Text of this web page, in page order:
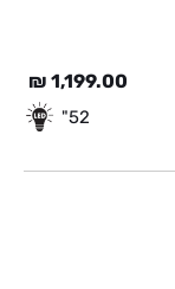
1,199.00
₪
52"